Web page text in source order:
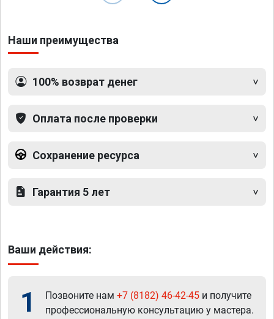
Наши преимущества
100% возврат денег
Оплата после проверки
Сохранение ресурса
Гарантия 5 лет
Ваши действия:
1 Позвоните нам +7 (8182) 46-42-45 и получите
профессиональную консультацию у мастера.